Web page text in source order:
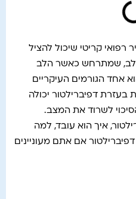
רפואי קריטי שיכול להציל
לב, שמתרחש כאשר הלב
אחד הגורמים העיקריים
בעזרת דפיברילטור יכולה
לשרוד את המצב.
איך הוא עובד, למה
אם אתם מעוניינים